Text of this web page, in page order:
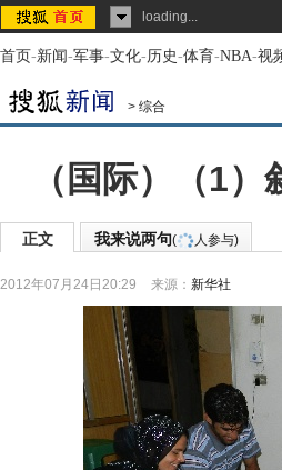
loading...
首页-新闻-军事-文化-历史-体育-NBA-视
> 综合
（国际）（1
正文 我来说两句( 人参与)
2012年07月24日20:29 来源： 新华社